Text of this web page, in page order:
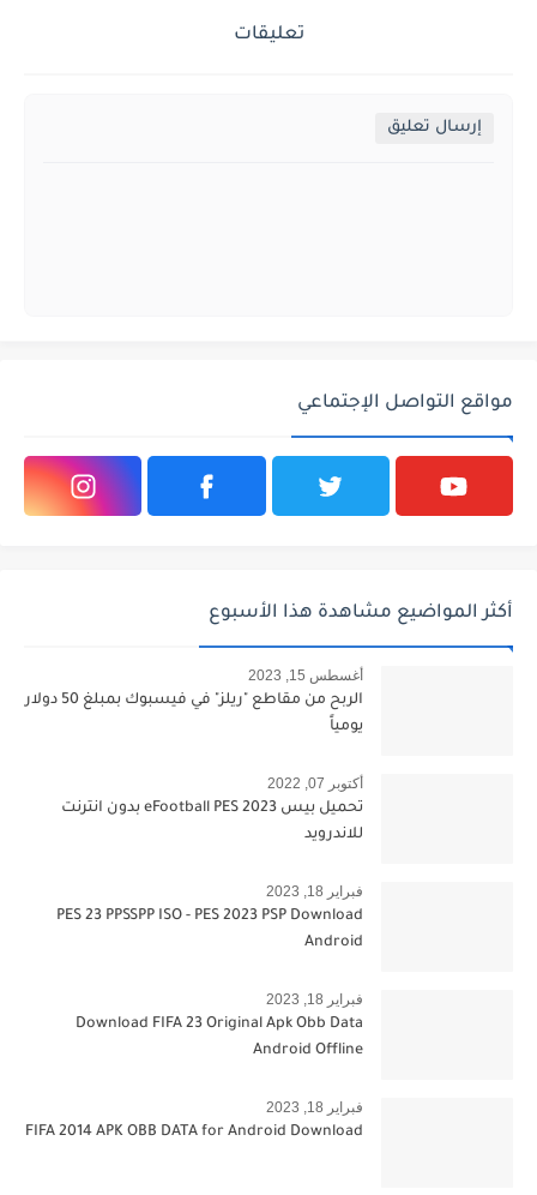
تعليقات
إرسال تعليق
مواقع التواصل الإجتماعي
أكثر المواضيع مشاهدة هذا الأسبوع
أغسطس 15, 2023
الربح من مقاطع "ريلز" في فيسبوك بمبلغ 50 دولار
يومياً
أكتوبر 07, 2022
تحميل بيس 2023 eFootball PES بدون انترنت
للاندرويد
فبراير 18, 2023
PES 23 PPSSPP ISO - PES 2023 PSP Download
Android
فبراير 18, 2023
Download FIFA 23 Original Apk Obb Data
Android Offline
فبراير 18, 2023
FIFA 2014 APK OBB DATA for Android Download